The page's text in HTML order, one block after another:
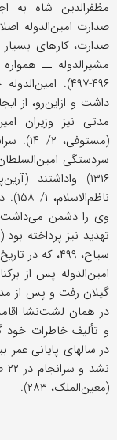
مظفرالدین شاه به
صدارت امین‌الدوله
صدارت، کارهای
مشیرالدوله ــ
۴۹۶-۴۹۷).
داشت و ازاین‌رو، از
مدتی نیز وزیران
وی را دشمن می‌داشت
سیاح، ۴۹۹، که در تاریخ عزل او هم‌داستان نیستند).
امین‌الدوله پس از
گیلان رفت و پس از
در سالهای پایانی عمر
(معین‌الملک، ۲۸۳).